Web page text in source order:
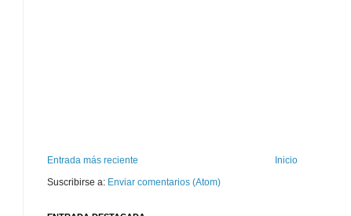
Entrada más reciente
Inicio
Suscribirse a: Enviar comentarios (Atom)